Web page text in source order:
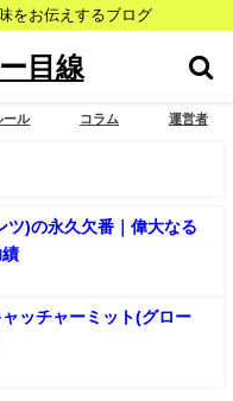
をお伝えするブログ
目線
ール コラム 運営者
ツ)の永久欠番｜偉大なる
ッチャーミット(グロー